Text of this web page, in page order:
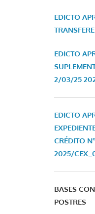
EDICTO
EDICTO
2/03/25
EDICTO
CRÉDITO
2025/
BASES
POSTRES